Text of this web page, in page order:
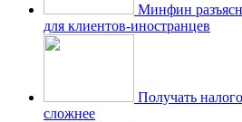
Минфин
для клиентов-иностранцев
Получать
сложнее